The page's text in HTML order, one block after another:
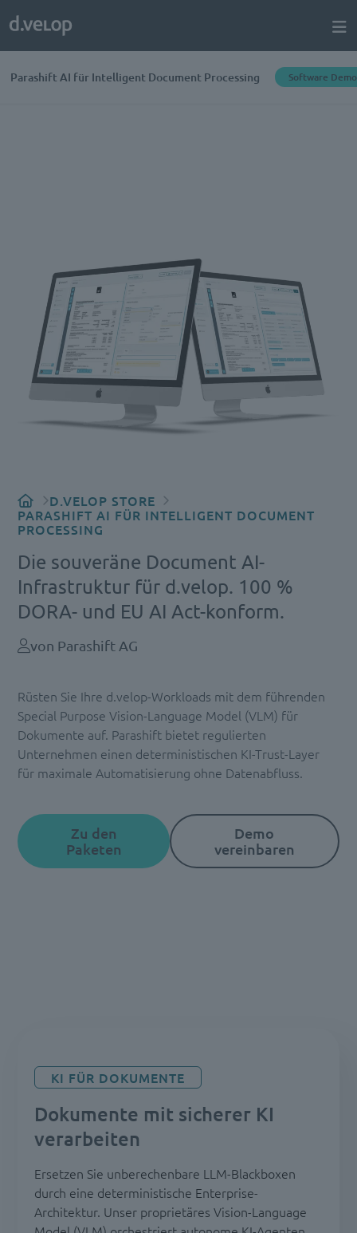
Parashift AI für Intelligent Document Processing Software Demo
D.VELOP STORE
PARASHIFT AI FÜR INTELLIGENT DOCUMENT
PROCESSING
Die souveräne Document AI-
Infrastruktur für d.velop. 100 %
DORA- und EU AI Act-konform.
von Parashift AG
Rüsten Sie Ihre d.velop-Workloads mit dem führenden
Special Purpose Vision-Language Model (VLM) für
Dokumente auf. Parashift bietet regulierten
Unternehmen einen deterministischen KI-Trust-Layer
für maximale Automatisierung ohne Datenabfluss.
Zu den
Paketen
Demo
vereinbaren
KI FÜR DOKUMENTE
Dokumente mit sicherer KI
verarbeiten
Ersetzen Sie unberechenbare LLM-Blackboxen
durch eine deterministische Enterprise-
Architektur. Unser proprietäres Vision-Language